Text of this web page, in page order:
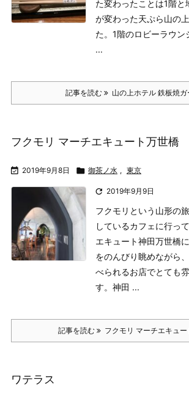
た変わったことは1階と
が変わった天ぷら山の
た。 1階のロビーラウン
...
記事を読む 山の上ホテル 鉄板焼ガ
フクモリ マーチエキュート万世橋
 2019年9月8日  御茶ノ水 , 東京
 2019年9月9日
フクモリという山形の
しているカフェに行って
エキュート神田万世橋に
をのんびり眺めながら
べられるお店でとても
す。 神田 ...
記事を読む フクモリ マーチエキュー
ワテラス